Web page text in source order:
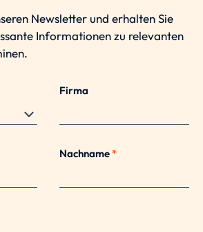
Newsletter und erhalten Sie
Informationen zu relevanten
Firma
Nachname*